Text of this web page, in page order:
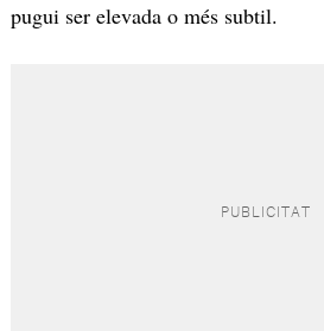
pugui ser elevada o més subtil.